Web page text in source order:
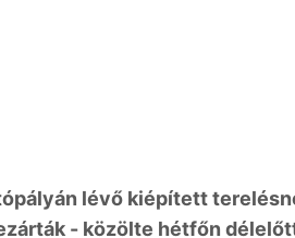
lévő kiépített
- közölte hétfőn